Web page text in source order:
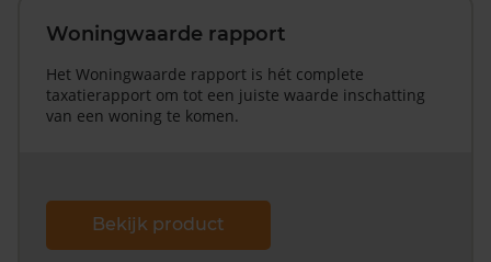
Woningwaarde rapport
Het Woningwaarde rapport is hét complete
taxatierapport om tot een juiste waarde inschatting
van een woning te komen.
Bekijk product